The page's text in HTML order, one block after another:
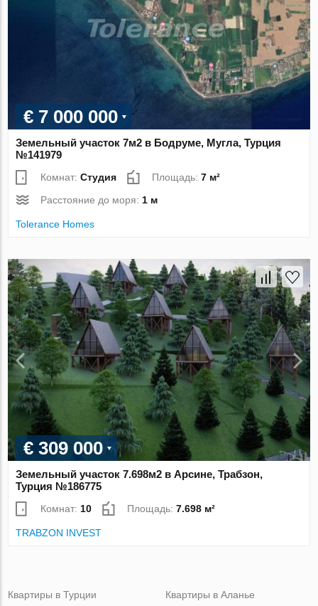
€ 7 000 000
Земельный участок 7м2 в Бодруме, Мугла, Турция
№141979
Комнат:Студия Площадь:7 м²
Расстояние до моря: 1 м
Tolerance Homes
€ 309 000
Земельный участок 7.698м2 в Арсине, Трабзон,
Турция №186775
Комнат: 10 Площадь:7.698 м²
TRABZON INVEST
Квартиры в Турции
Квартиры в Аланье